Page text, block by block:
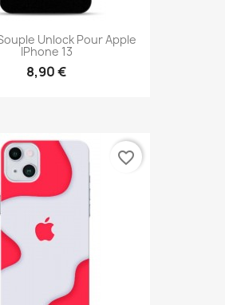
Unlock Pour Apple
IPhone 13
8,90 €
favorite_border